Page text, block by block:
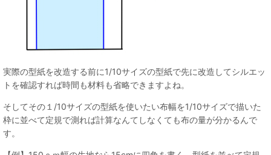
実際の型紙を改造する前に1/10サイズの型紙で先に改造してシルエッ
トを確認すれば時間も材料も省略できますよね。
そしてその１/10サイズの型紙を使いたい布幅を1/10サイズで描いた
枠に並べて定規で測れば計算なんてしなくても布の量が分かるんで
す。